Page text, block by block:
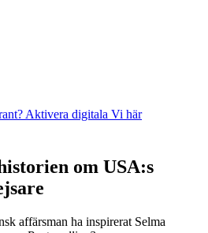
Aktivera digitala Vi här
om USA:s
affärsman ha inspirerat Selma